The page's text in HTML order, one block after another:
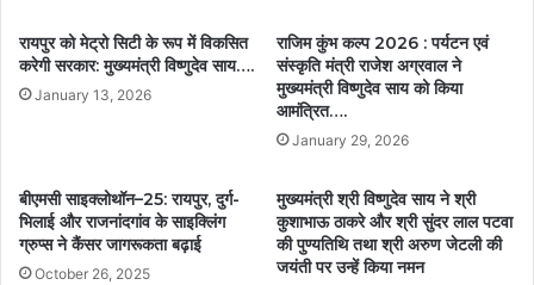
रायपुर को मेट्रो सिटी के रूप में विकसित
करेगी सरकार: मुख्यमंत्री विष्णुदेव साय….
January 13, 2026
राजिम कुंभ कल्प 2026 : पर्यटन एवं
संस्कृति मंत्री राजेश अग्रवाल ने
मुख्यमंत्री विष्णुदेव साय को किया
आमंत्रित….
January 29, 2026
बीएमसी साइक्लोथॉन–25: रायपुर, दुर्ग-
भिलाई और राजनांदगांव के साइक्लिंग
ग्रुप्स ने कैंसर जागरूकता बढ़ाई
October 26, 2025
मुख्यमंत्री श्री विष्णुदेव साय ने श्री
कुशाभाऊ ठाकरे और श्री सुंदर लाल पटवा
की पुण्यतिथि तथा श्री अरुण जेटली की
जयंती पर उन्हें किया नमन